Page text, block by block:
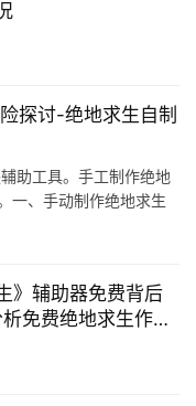
探讨-绝地求生自制
助工具。手工制作绝地
一、手动制作绝地求生
》辅助器免费背后
免费绝地求生作弊